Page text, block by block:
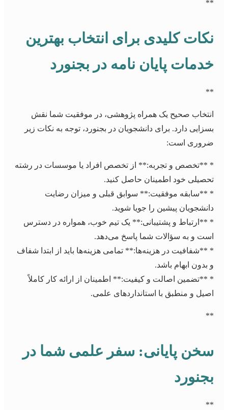
**
نکات کلیدی برای انتخاب بهترین
خدمات پایان نامه در بجنورد
**
انتخاب صحیح یک همراه پژوهشی، در موفقیت شما نقش
بسزایی دارد. برای دانشجویان در بجنورد، توجه به نکات زیر
ضروری است:
* **تخصص و تجربه:** از تخصص افراد یا موسسات در رشته
تحصیلی خود اطمینان حاصل کنید.
* **سابقه موفقیت:** سوابق قبلی و میزان رضایت
دانشجویان پیشین را جویا شوید.
* **ارتباط و پشتیبانی:** یک تیم خوب، همواره در دسترس
است و به سؤالات شما پاسخ می‌دهد.
* **شفافیت در هزینه‌ها:** تمامی هزینه‌ها باید از ابتدا شفاف
و بدون ابهام باشد.
* **تضمین اصالت و کیفیت:** اطمینان از ارائه کار کاملاً
اصیل و منطبق با استانداردهای علمی.
**
سخن پایانی: سفر علمی شما در
بجنورد
**